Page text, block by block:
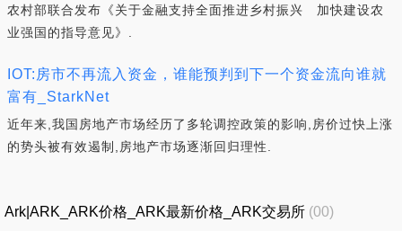
农村部联合发布《关于金融支持全面推进乡村振兴 加快建设农
业强国的指导意见》.
IOT:房市不再流入资金，谁能预判到下一个资金流向谁就
富有_StarkNet
近年来,我国房地产市场经历了多轮调控政策的影响,房价过快上涨
的势头被有效遏制,房地产市场逐渐回归理性.
Ark|ARK_ARK价格_ARK最新价格_ARK交易所 (00)